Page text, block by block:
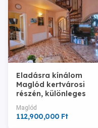
Eladásra kínálom
Maglód kertvárosi
részén, különleges
hangulatú családi
házama
Maglód
112,900,000 Ft